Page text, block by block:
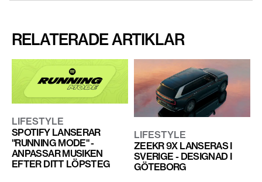
RELATERADE ARTIKLAR
LIFESTYLE
SPOTIFY LANSERAR
"RUNNING MODE" -
ANPASSAR MUSIKEN
EFTER DITT LÖPSTEG
LIFESTYLE
ZEEKR 9X LANSERAS I
SVERIGE - DESIGNAD I
GÖTEBORG